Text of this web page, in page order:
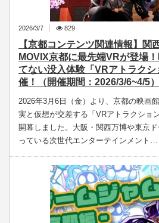
2026/3/7 829
【京都コンテンツ関連情報】関
MOVIX京都に最先端VRが登場
てない没入体験「VRアトラクシ
催！（開催期間：2026/3/6~4/5）
2026年3月6日（金）より、京都の映画
実と仮想が交差する「VRアトラクショ
開幕しました。大阪・関西万博や東京
っている次世代エンターテインメント…